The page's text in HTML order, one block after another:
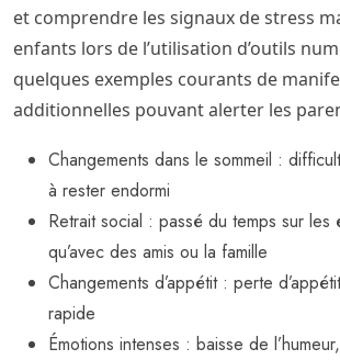
et comprendre les signaux de stress
enfants lors de l’utilisation d’outils
quelques exemples courants de
additionnelles pouvant alerter les
Changements dans le sommeil :
à rester endormi
Retrait social : passé du temps sur les
qu’avec des amis ou la famille
Changements d’appétit : perte
rapide
Émotions intenses : baisse de